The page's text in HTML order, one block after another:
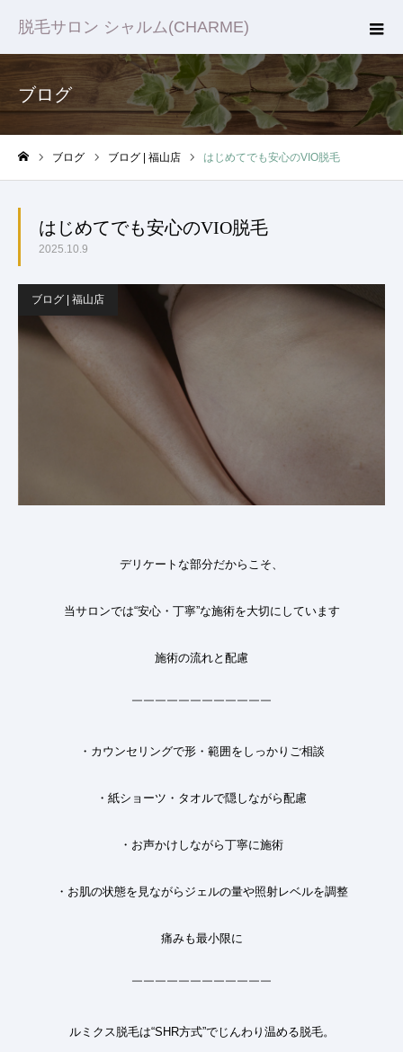
脱毛サロン シャルム(CHARME)
ブログ
ブログ ブログ | 福山店 はじめてでも安心のVIO脱毛
はじめてでも安心のVIO脱毛
2025.10.9
ブログ | 福山店
デリケートな部分だからこそ、
当サロンでは“安心・丁寧”な施術を大切にしています
施術の流れと配慮
￣￣￣￣￣￣￣￣￣￣￣￣
・カウンセリングで形・範囲をしっかりご相談
・紙ショーツ・タオルで隠しながら配慮
・お声かけしながら丁寧に施術
・お肌の状態を見ながらジェルの量や照射レベルを調整
痛みも最小限に
￣￣￣￣￣￣￣￣￣￣￣￣
ルミクス脱毛は“SHR方式”でじんわり温める脱毛。